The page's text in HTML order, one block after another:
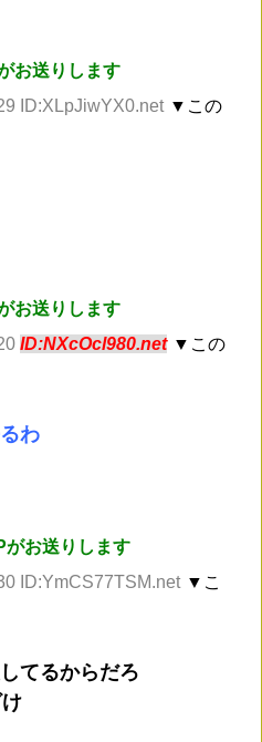
お送りします
ID:XLpJiwYX0.net ▼この
お送りします
ID:NXcOcl980.net ▼この
わ
がお送りします
ID:YmCS77TSM.net ▼こ
てるからだろ